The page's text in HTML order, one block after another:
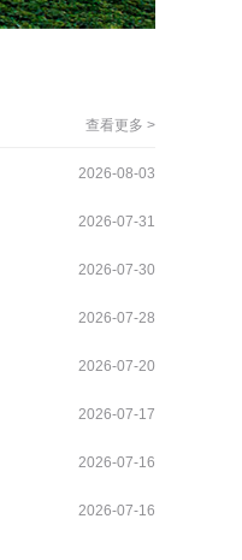
查看更多 >
2026-08-03
2026-07-31
2026-07-30
2026-07-28
2026-07-20
2026-07-17
2026-07-16
2026-07-16